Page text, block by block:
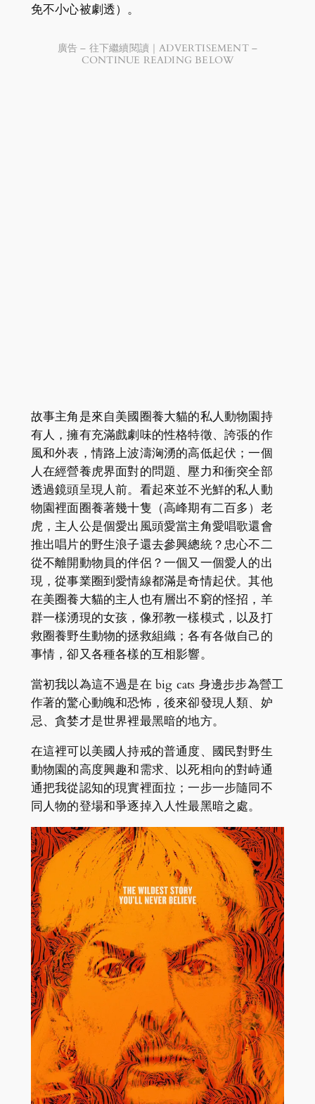
免不小心被劇透）。
廣告 – 往下繼續閱讀｜ADVERTISEMENT –
CONTINUE READING BELOW
故事主角是來自美國圈養大貓的私人動物園持
有人，擁有充滿戲劇味的性格特徵、誇張的作
風和外表，情路上波濤洶湧的高低起伏；一個
人在經營養虎界面對的問題、壓力和衝突全部
透過鏡頭呈現人前。看起來並不光鮮的私人動
物園裡面圈養著幾十隻（高峰期有二百多）老
虎，主人公是個愛出風頭愛當主角愛唱歌還會
推出唱片的野生浪子還去參興總統？忠心不二
從不離開動物員的伴侶？一個又一個愛人的出
現，從事業圈到愛情線都滿是奇情起伏。其他
在美圈養大貓的主人也有層出不窮的怪招，羊
群一樣湧現的女孩，像邪教一樣模式，以及打
救圈養野生動物的拯救組織；各有各做自己的
事情，卻又各種各樣的互相影響。
當初我以為這不過是在 big cats 身邊步步為營工
作著的驚心動魄和恐怖，後來卻發現人類、妒
忌、貪婪才是世界裡最黑暗的地方。
在這裡可以美國人持戒的普通度、國民對野生
動物園的高度興趣和需求、以死相向的對峙通
通把我從認知的現實裡面拉；一步一步隨同不
同人物的登場和爭逐掉入人性最黑暗之處。